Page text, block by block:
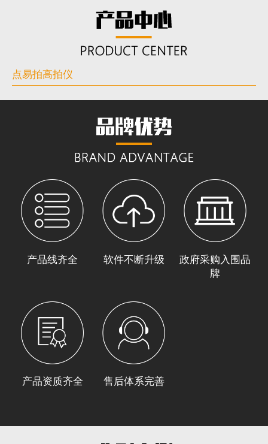
点易拍高拍仪
产品线齐全 软件不断升级
政府采购入围品
牌
产品资质齐全 售后体系完善